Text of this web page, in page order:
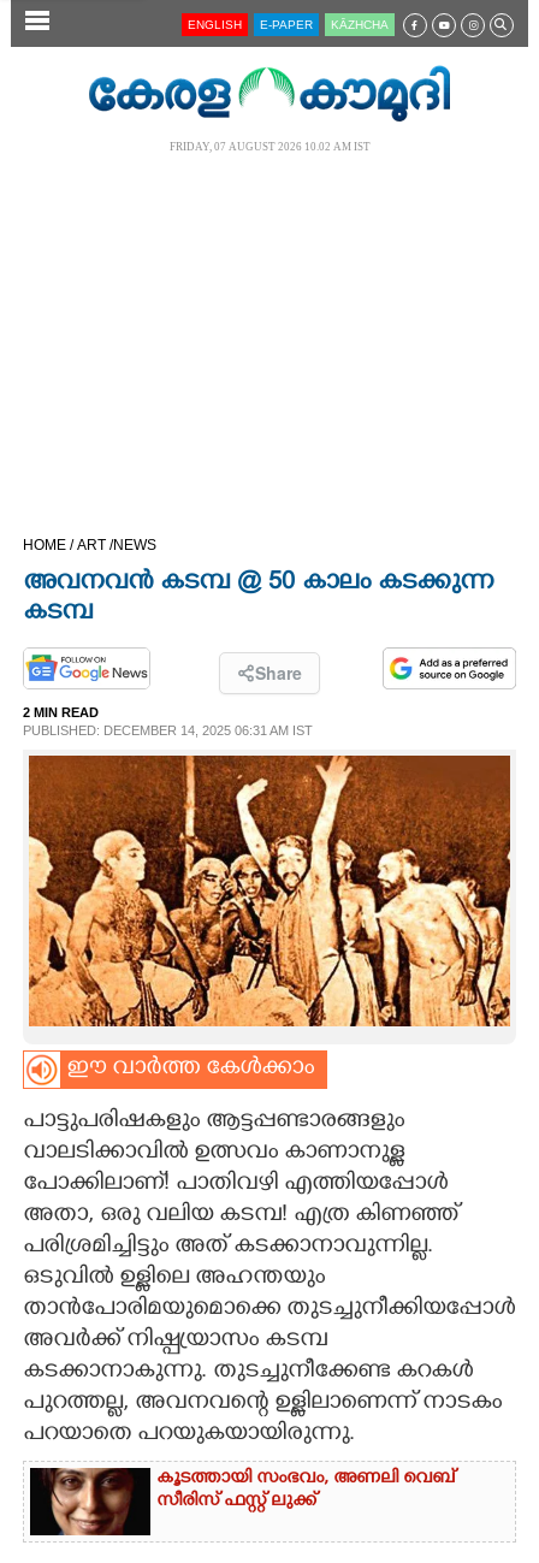
SECTIONS
SPIRITUAL
INFO+
ART
ASTRO
CARTOONS
LITERATURE
ZOOM
CONTACT US
ENGLISH E-PAPER KĀZHCHA
FRIDAY, 07 AUGUST 2026 10.02 AM IST
HOME /ART /NEWS
അവനവൻ കടമ്പ @ 50 കാലം കടക്കുന്ന
കടമ്പ
Share
2 MIN READ
PUBLISHED: DECEMBER 14, 2025 06:31 AM IST
ഈ വാർത്ത കേൾക്കാം
പാട്ടുപരിഷകളും ആട്ടപ്പണ്ടാരങ്ങളും
വാലടിക്കാവിൽ ഉത്സവം കാണാനുള്ള
പോക്കിലാണ്! പാതിവഴി എത്തിയപ്പോൾ
അതാ, ഒരു വലിയ കടമ്പ! എത്ര കിണഞ്ഞ്
പരിശ്രമിച്ചിട്ടും അത് കടക്കാനാവുന്നില്ല.
ഒടുവിൽ ഉള്ളിലെ അഹന്തയും
താൻപോരിമയുമൊക്കെ തുടച്ചുനീക്കിയപ്പോൾ
അവർക്ക് നിഷ്പ്രയാസം കടമ്പ
കടക്കാനാകുന്നു. തുടച്ചുനീക്കേണ്ട കറകൾ
പുറത്തല്ല, അവനവന്റെ ഉള്ളിലാണെന്ന് നാടകം
പറയാതെ പറയുകയായിരുന്നു.
കൂടത്തായി സംഭവം, അണലി വെബ്
സീരിസ് ഫസ്റ്റ് ലുക്ക്